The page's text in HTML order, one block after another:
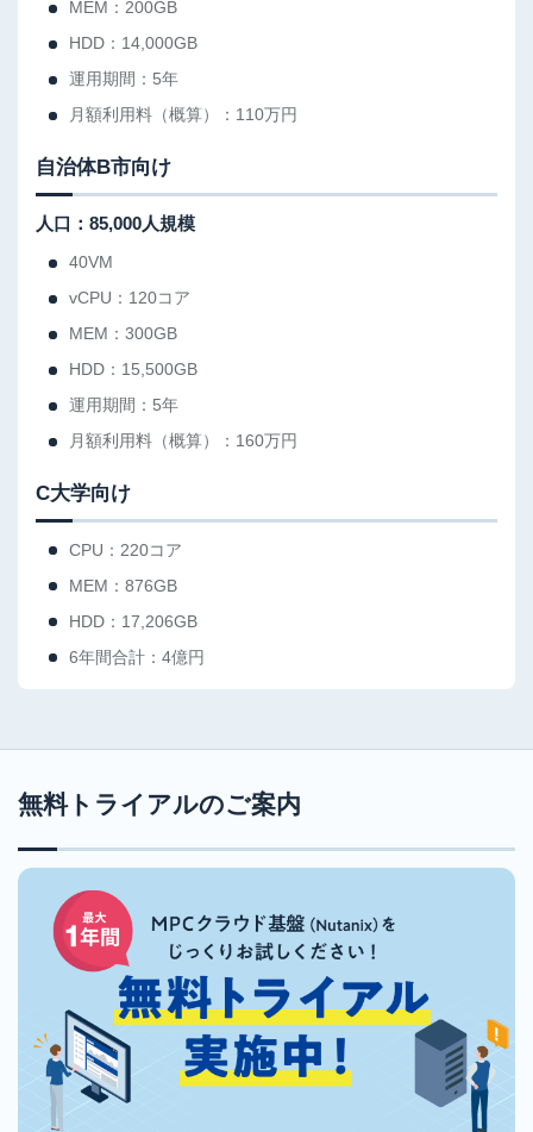
MEM：200GB
HDD：14,000GB
運用期間：5年
月額利用料（概算）：110万円
自治体B市向け
人口：85,000人規模
40VM
vCPU：120コア
MEM：300GB
HDD：15,500GB
運用期間：5年
月額利用料（概算）：160万円
C大学向け
CPU：220コア
MEM：876GB
HDD：17,206GB
6年間合計：4億円
無料トライアルのご案内